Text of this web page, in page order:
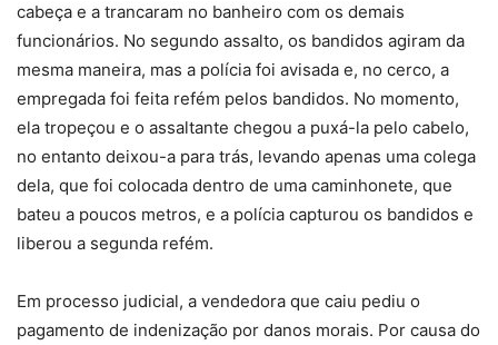
cabeça e a trancaram no banheiro com os demais
funcionários. No segundo assalto, os bandidos agiram da
mesma maneira, mas a polícia foi avisada e, no cerco, a
empregada foi feita refém pelos bandidos. No momento,
ela tropeçou e o assaltante chegou a puxá-la pelo cabelo,
no entanto deixou-a para trás, levando apenas uma colega
dela, que foi colocada dentro de uma caminhonete, que
bateu a poucos metros, e a polícia capturou os bandidos e
liberou a segunda refém.
Em processo judicial, a vendedora que caiu pediu o
pagamento de indenização por danos morais. Por causa do